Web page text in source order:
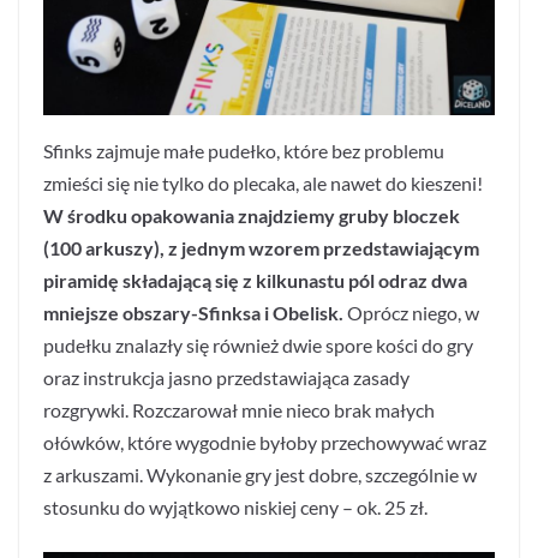
Sfinks zajmuje małe pudełko, które bez problemu
zmieści się nie tylko do plecaka, ale nawet do kieszeni!
W środku opakowania znajdziemy gruby bloczek
(100 arkuszy), z jednym wzorem przedstawiającym
piramidę składającą się z kilkunastu pól odraz dwa
mniejsze obszary-Sfinksa i Obelisk. Oprócz niego, w
pudełku znalazły się również dwie spore kości do gry
oraz instrukcja jasno przedstawiająca zasady
rozgrywki. Rozczarował mnie nieco brak małych
ołówków, które wygodnie byłoby przechowywać wraz
z arkuszami. Wykonanie gry jest dobre, szczególnie w
stosunku do wyjątkowo niskiej ceny – ok. 25 zł.